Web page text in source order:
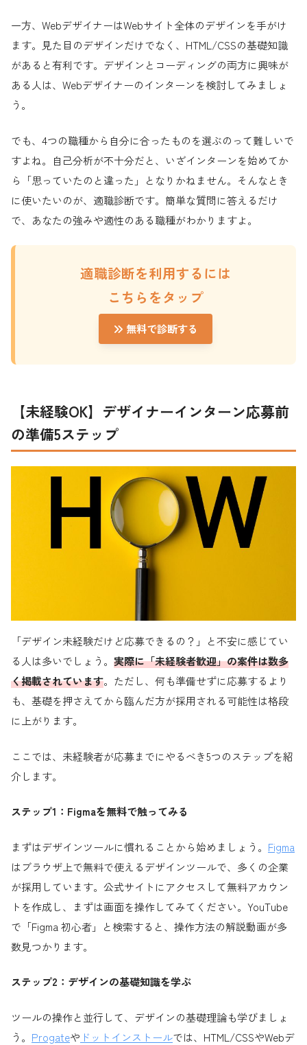
一方、WebデザイナーはWebサイト全体のデザインを手がけ
ます。見た目のデザインだけでなく、HTML/CSSの基礎知識
があると有利です。デザインとコーディングの両方に興味が
ある人は、Webデザイナーのインターンを検討してみましょ
う。
でも、4つの職種から自分に合ったものを選ぶのって難しいで
すよね。自己分析が不十分だと、いざインターンを始めてか
ら「思っていたのと違った」となりかねません。そんなとき
に使いたいのが、適職診断です。簡単な質問に答えるだけ
で、あなたの強みや適性のある職種がわかりますよ。
適職診断を利用するには
こちらをタップ
無料で診断する
【未経験OK】デザイナーインターン応募前
の準備5ステップ
「デザイン未経験だけど応募できるの？」と不安に感じてい
る人は多いでしょう。 実際に「未経験者歓迎」の案件は数多
く掲載されています。ただし、何も準備せずに応募するより
も、基礎を押さえてから臨んだ方が採用される可能性は格段
に上がります。
ここでは、未経験者が応募までにやるべき5つのステップを紹
介します。
ステップ1：Figmaを無料で触ってみる
まずはデザインツールに慣れることから始めましょう。 Figma
はブラウザ上で無料で使えるデザインツールで、多くの企業
が採用しています。公式サイトにアクセスして無料アカウン
トを作成し、まずは画面を操作してみてください。YouTube
で「Figma 初心者」と検索すると、操作方法の解説動画が多
数見つかります。
ステップ2：デザインの基礎知識を学ぶ
ツールの操作と並行して、デザインの基礎理論も学びましょ
う。 Progateや ドットインストールでは、HTML/CSSやWebデ